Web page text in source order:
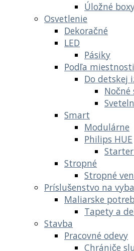
Úložné
Osvetlenie
Dekoračné
LED
Pásiky
Podľa miestnosti
Do detskej
Nočné
Smart
Modulárne
Philips HUE
Stropné
Stropné
Príslušenstvo na
Maliarske
Tapety a
Stavba
Pracovné odevy
Chrániče